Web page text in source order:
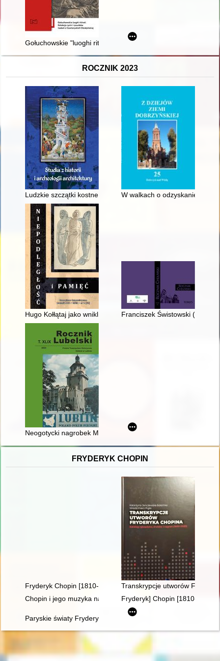
Gołuchowskie "luoghi ritirati" : kolekcja rycin i rysunków Izabeli
ROCZNIK 2023
Ludzkie szczątki kostne odkryte w latach 2015-2016 przy
W walkach o odzyskanie
Hugo Kołłątaj jako wnikliwy obserwator europejskiej sceny
Franciszek Świstowski (1932-
Neogotycki nagrobek Mikołaja i Juliana Dymowskich :
FRYDERYK CHOPIN
Fryderyk Chopin [1810-1949] wśród Polaków na obczyźnie
Transkrypcje utworów
Chopin i jego muzyka na Dolnym Śląsku" - wystawa w
Fryderyk] Chopin [1810-1849]
Paryskie światy Fryderyka Chopina [1810-1849]